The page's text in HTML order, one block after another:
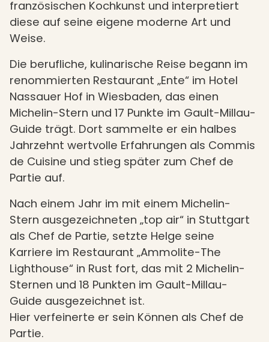
französischen Kochkunst und interpretiert
diese auf seine eigene moderne Art und
Weise.
Die berufliche, kulinarische Reise begann im
renommierten Restaurant „Ente“ im Hotel
Nassauer Hof in Wiesbaden, das einen
Michelin-Stern und 17 Punkte im Gault-Millau-
Guide trägt. Dort sammelte er ein halbes
Jahrzehnt wertvolle Erfahrungen als Commis
de Cuisine und stieg später zum Chef de
Partie auf.
Nach einem Jahr im mit einem Michelin-
Stern ausgezeichneten „top air“ in Stuttgart
als Chef de Partie, setzte Helge seine
Karriere im Restaurant „Ammolite-The
Lighthouse“ in Rust fort, das mit 2 Michelin-
Sternen und 18 Punkten im Gault-Millau-
Guide ausgezeichnet ist.
Hier verfeinerte er sein Können als Chef de
Partie.